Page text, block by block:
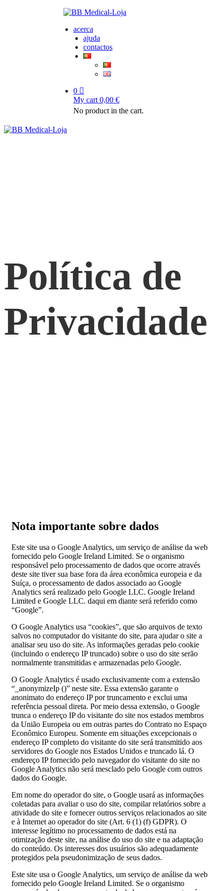
acerca
ajuda
contactos
0
My cart 0,00 €
No product in the cart.
Política de
Privacidade
Nota importante sobre dados
Este site usa o Google Analytics, um serviço de análise da web
fornecido pelo Google Ireland Limited. Se o organismo
responsável pelo processamento de dados que ocorre através
deste site tiver sua base fora da área econômica europeia e da
Suíça, o processamento de dados associado ao Google
Analytics será realizado pelo Google LLC. Google Ireland
Limited e Google LLC. daqui em diante será referido como
“Google”.
O Google Analytics usa “cookies”, que são arquivos de texto
salvos no computador do visitante do site, para ajudar o site a
analisar seu uso do site. As informações geradas pelo cookie
(incluindo o endereço IP truncado) sobre o uso do site serão
normalmente transmitidas e armazenadas pelo Google.
O Google Analytics é usado exclusivamente com a extensão
“_anonymizeIp ()” neste site. Essa extensão garante o
anonimato do endereço IP por truncamento e exclui uma
referência pessoal direta. Por meio dessa extensão, o Google
trunca o endereço IP do visitante do site nos estados membros
da União Europeia ou em outras partes do Contrato no Espaço
Econômico Europeu. Somente em situações excepcionais o
endereço IP completo do visitante do site será transmitido aos
servidores do Google nos Estados Unidos e truncado lá. O
endereço IP fornecido pelo navegador do visitante do site no
Google Analytics não será mesclado pelo Google com outros
dados do Google.
Em nome do operador do site, o Google usará as informações
coletadas para avaliar o uso do site, compilar relatórios sobre a
atividade do site e fornecer outros serviços relacionados ao site
e à Internet ao operador do site (Art. 6 (1) (f) GDPR). O
interesse legítimo no processamento de dados está na
otimização deste site, na análise do uso do site e na adaptação
do conteúdo. Os interesses dos usuários são adequadamente
protegidos pela pseudonimização de seus dados.
Este site usa o Google Analytics, um serviço de análise da web
fornecido pelo Google Ireland Limited. Se o organismo